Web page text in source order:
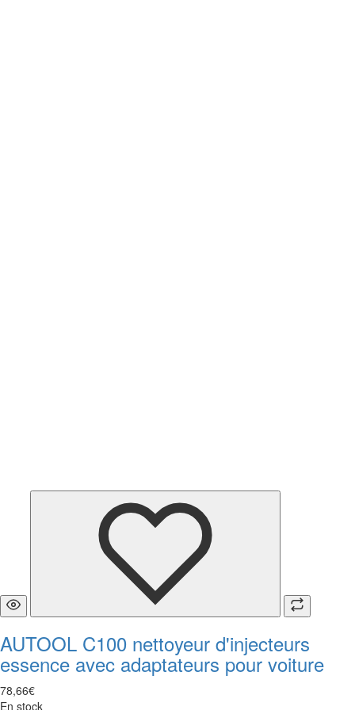
AUTOOL C100 nettoyeur d'injecteurs
essence avec adaptateurs pour voiture
78,66€
En stock